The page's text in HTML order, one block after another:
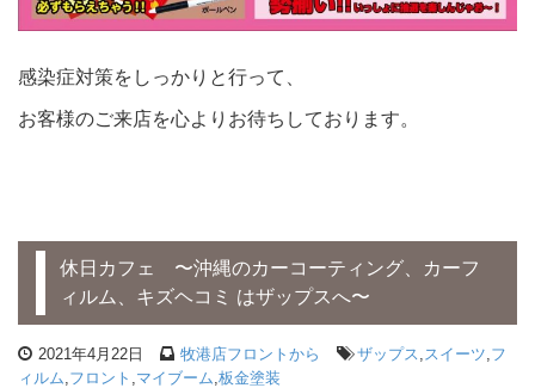
感染症対策をしっかりと行って、
お客様のご来店を心よりお待ちしております。
休日カフェ 〜沖縄のカーコーティング、カーフ
ィルム、キズヘコミ はザップスへ〜
2021年4月22日 牧港店フロントから ザップス スイーツ フ
ィルム フロント マイブーム 板金塗装